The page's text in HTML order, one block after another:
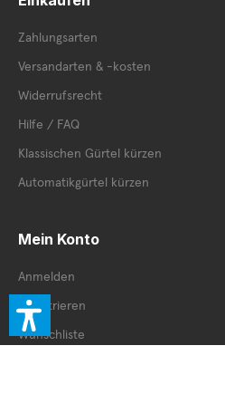
Zahlungsarten
Versandarten & -kosten
Widerrufsrecht
Hilfe / FAQ
Klassischen Gürtel kürzen
Automatikgürtel kürzen
Mein Konto
Anmelden
Registrieren
Wunschliste